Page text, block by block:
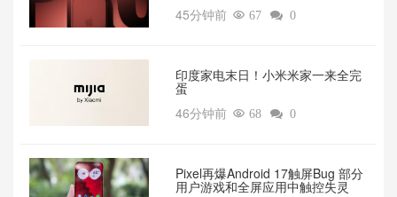
45分钟前  67  0
印度家电末日！小米米家一来全完
蛋
46分钟前  68  0
Pixel再爆Android 17触屏Bug 部分
用户游戏和全屏应用中触控失灵